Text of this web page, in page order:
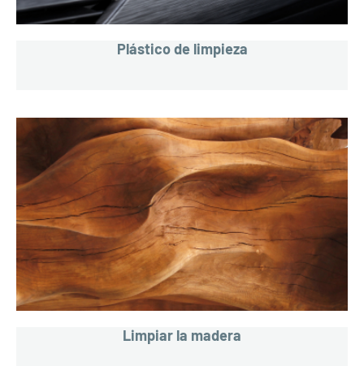
Plástico de limpieza
Limpiar la madera